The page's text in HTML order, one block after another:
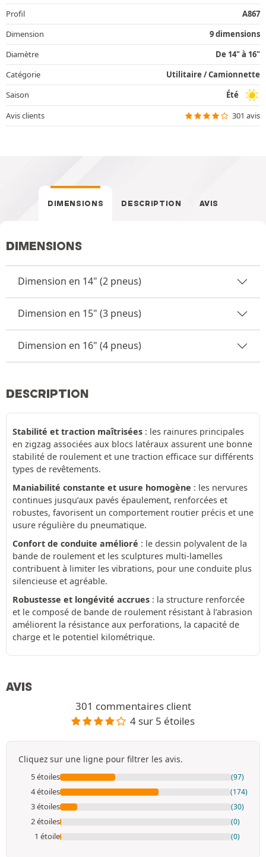
Profil
A867
Dimension
9 dimensions
Diamètre
De 14" à 16"
Catégorie
Utilitaire / Camionnette
Saison
Été
Avis clients
301 avis
DIMENSIONS DESCRIPTION AVIS
DIMENSIONS
Dimension en 14" (2 pneus)
Dimension en 15" (3 pneus)
Dimension en 16" (4 pneus)
DESCRIPTION
Stabilité et traction maîtrisées : les rainures principales
en zigzag associées aux blocs latéraux assurent une bonne
stabilité de roulement et une traction efficace sur différents
types de revêtements.
Maniabilité constante et usure homogène : les nervures
continues jusqu’aux pavés épaulement, renforcées et
robustes, favorisent un comportement routier précis et une
usure régulière du pneumatique.
Confort de conduite amélioré : le dessin polyvalent de la
bande de roulement et les sculptures multi-lamelles
contribuent à limiter les vibrations, pour une conduite plus
silencieuse et agréable.
Robustesse et longévité accrues : la structure renforcée
et le composé de bande de roulement résistant à l’abrasion
améliorent la résistance aux perforations, la capacité de
charge et le potentiel kilométrique.
AVIS
301 commentaires client
4 sur 5 étoiles
Cliquez sur une ligne pour filtrer les avis.
5 étoiles (97)
4 étoiles (174)
3 étoiles (30)
2 étoiles (0)
1 étoile (0)